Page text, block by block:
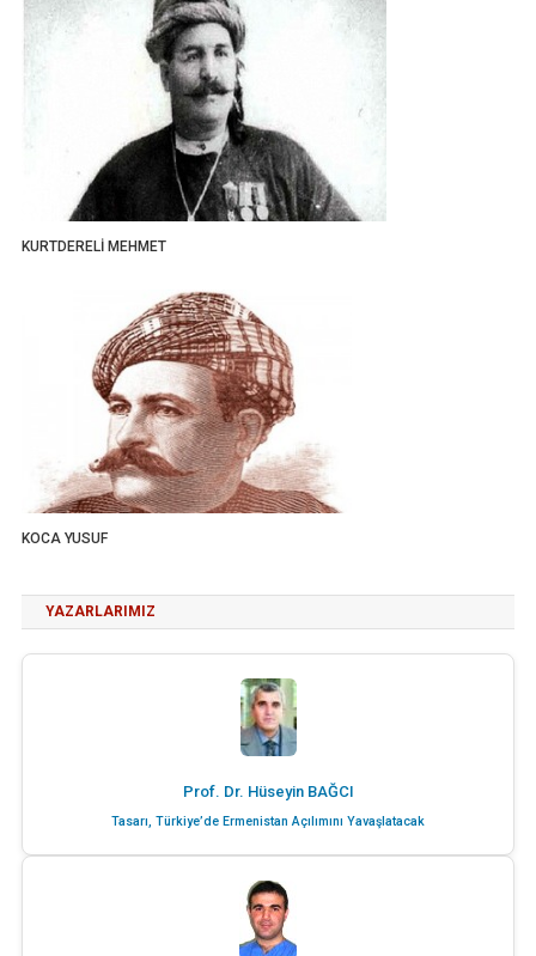
KURTDERELİ MEHMET
KOCA YUSUF
YAZARLARIMIZ
Prof. Dr. Hüseyin BAĞCI
Tasarı, Türkiye’de Ermenistan Açılımını Yavaşlatacak